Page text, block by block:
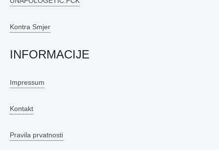
Kontra Smjer
INFORMACIJE
Impressum
Kontakt
Pravila prvatnosti